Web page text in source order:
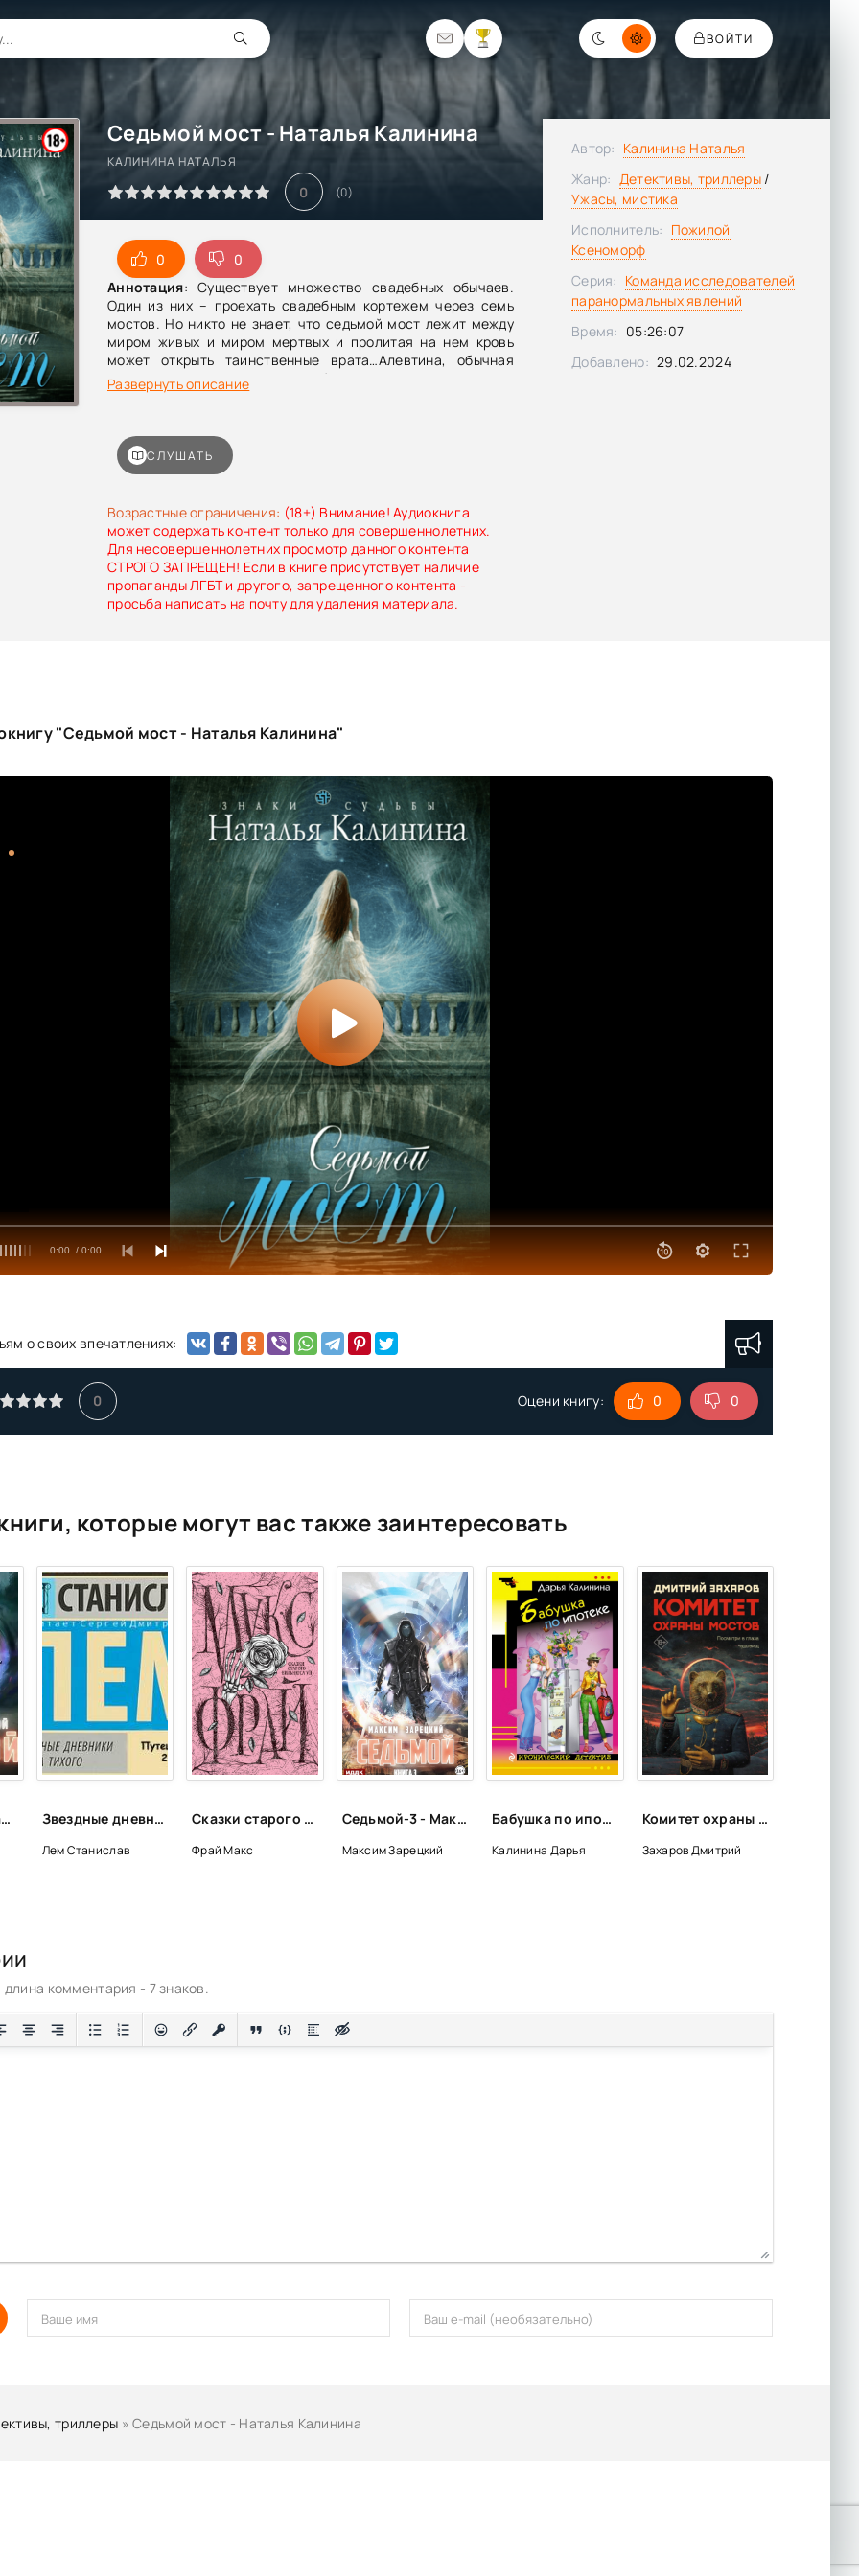
ВОЙТИ
Седьмой мост - Наталья Калинина
КАЛИНИНА НАТАЛЬЯ
0 (0)
0
0
Аннотация: Существует множество свадебных обычаев.
Один из них – проехать свадебным кортежем через семь
мостов. Но никто не знает, что седьмой мост лежит между
миром живых и миром мертвых и пролитая на нем кровь
может открыть таинственные врата…Алевтина, обычная
школьная учительница, и не собиралась разгадывать какие
бы то ни было загадки и ходить по тонкой грани жизни и
избранником. Но судьба распорядилась по-другому.
Развернуть описание
Возрастные ограничения: (18+) Внимание! Аудиокнига
может содержать контент только для совершеннолетних.
Для несовершеннолетних просмотр данного контента
СТРОГО ЗАПРЕЩЕН! Если в книге присутствует наличие
пропаганды ЛГБТ и другого, запрещенного контента -
просьба написать на почту для удаления материала.
СЛУШАТЬ
Автор: Калинина Наталья
Жанр: Детективы, триллеры /
Ужасы, мистика
Исполнитель: Пожилой
Ксеноморф
Серия: Команда исследователей
паранормальных явлений
Время: 05:26:07
Добавлено: 29.02.2024
"Седьмой мост - Наталья Калинина"
0:00 / 0:00
о своих впечатлениях:
0 Оцени книгу: 0 0
которые могут вас также заинтересовать
Седьмой-4 - Максим Зарецкий (4) Звездные дневники Ийона Тихого. Путешествие 20-е - Станислав Лем
Лем Станислав
Сказки старого Вильнюса VII - Макс Фрай
Фрай Макс
Седьмой-3 - Максим Зарецкий (3)
Максим Зарецкий
Бабушка по ипотеке - Дарья Калинина
Калинина Дарья
Комитет охраны мостов - Дмитрий Захаров
Захаров Дмитрий
комментария - 7 знаков.
триллеры » Седьмой мост - Наталья Калинина